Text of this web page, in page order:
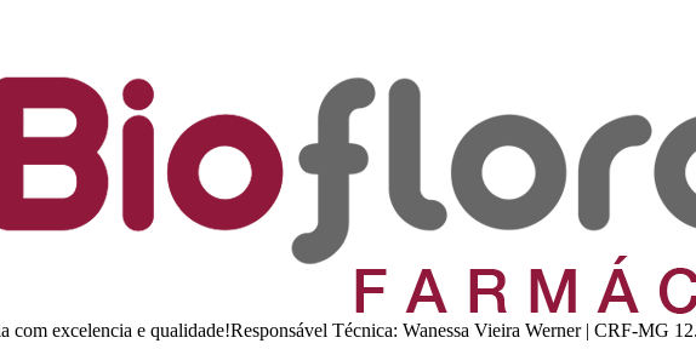
com excelencia e qualidade!Responsável Técnica: Wanessa Vieira Werner | CRF-MG